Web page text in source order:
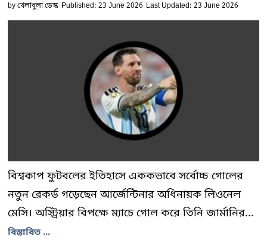
byখেলাধুলা ডেস্ক Published: 23 June 2026 Last Updated: 23 June 2026
বিশ্বকাপ ফুটবলের ইতিহাসে এককভাবে সর্বোচ্চ গোলের
নতুন রেকর্ড গড়েছেন আর্জেন্টিনার অধিনায়ক লিওনেল
মেসি। অস্ট্রিয়ার বিপক্ষে ম্যাচে গোল করে তিনি জার্মানির...
বিস্তারিত ...